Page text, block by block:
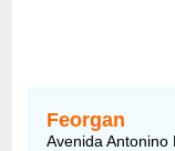
Feorgan
Avenida Antonino